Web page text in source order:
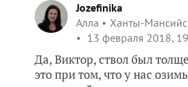
Jozefinika
Алла
Ханты-
13 февраля 2018,
Да, Виктор, ствол был
это при том, что у нас